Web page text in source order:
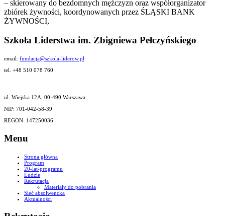
– skierowany do bezdomnych mężczyzn oraz współorganizator
zbiórek żywności, koordynowanych przez ŚLĄSKI BANK
ŻYWNOŚCI,
Szkoła Liderstwa im. Zbigniewa Pełczyńskiego
email: fundacja@szkola-liderow.pl
tel. +48 510 078 760
ul. Wiejska 12A, 00-490 Warszawa
NIP: 701-042-58-39
REGON: 147250036
Menu
Strona główna
Program
20-lat-programu
Ludzie
Rekrutacja
Materiały do pobrania
Sieć absolwencka
Aktualności